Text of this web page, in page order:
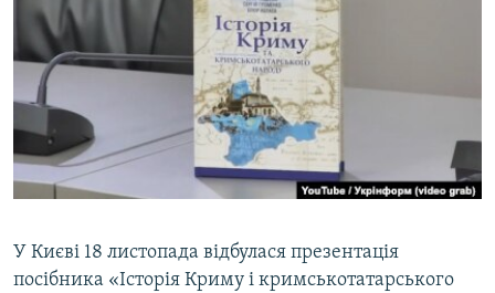
ВСЕ ЗА ДЕНЬ
СПЕЦПРОЕКТИ
ДЕПОРТАЦІЯ
ВІДЕОУРОКИ «ELIFBE»
СВІДЧЕННЯ ОКУПАЦІЇ
ІНФОГРАФІКА
ЯК ОБІЙТИ БЛОКУВАННЯ
Русский
Qırımtatar
ДОЛУЧАЙСЯ!
У Києві 18 листопада відбулася презентація
посібника «Історія Криму і кримськотатарського